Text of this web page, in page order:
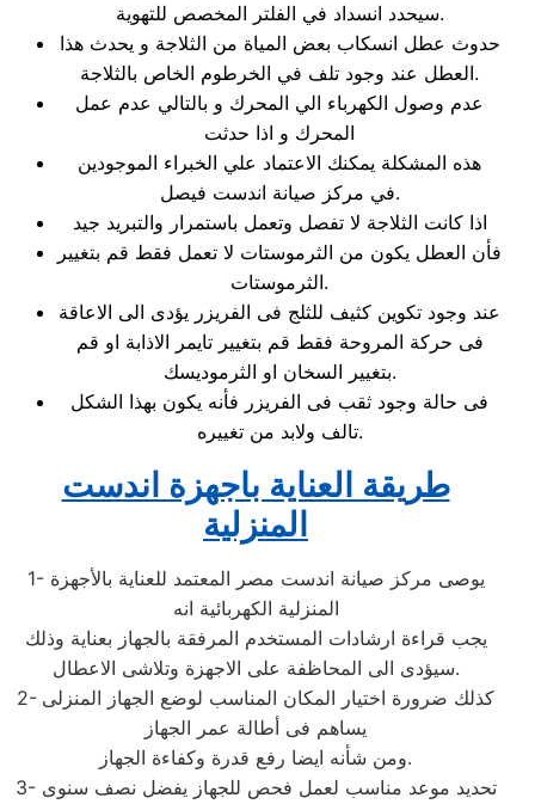
سيحدد انسداد في الفلتر المخصص للتهوية.
حدوث عطل انسكاب بعض المياة من الثلاجة و يحدث هذا
العطل عند وجود تلف في الخرطوم الخاص بالثلاجة.
عدم وصول الكهرباء الي المحرك و بالتالي عدم عمل
المحرك و اذا حدثت
هذه المشكلة يمكنك الاعتماد علي الخبراء الموجودين
في مركز صيانة اندست فيصل.
اذا كانت الثلاجة لا تفصل وتعمل باستمرار والتبريد جيد
فأن العطل يكون من الثرموستات لا تعمل فقط قم بتغيير
الثرموستات.
عند وجود تكوين كثيف للثلج فى الفريزر يؤدى الى الاعاقة
فى حركة المروحة فقط قم بتغيير تايمر الاذابة او قم
بتغيير السخان او الثرموديسك.
فى حالة وجود ثقب فى الفريزر فأنه يكون بهذا الشكل
تالف ولابد من تغييره.
طريقة العناية باجهزة اندست
المنزلية
1- يوصى مركز صيانة اندست مصر المعتمد للعناية بالأجهزة
المنزلية الكهربائية انه
يجب قراءة ارشادات المستخدم المرفقة بالجهاز بعناية وذلك
سيؤدى الى المحاظفة على الاجهزة وتلاشى الاعطال.
2- كذلك ضرورة اختيار المكان المناسب لوضع الجهاز المنزلى
يساهم فى أطالة عمر الجهاز
ومن شأنه ايضا رفع قدرة وكفاءة الجهاز.
3- تحديد موعد مناسب لعمل فحص للجهاز يفضل نصف سنوى